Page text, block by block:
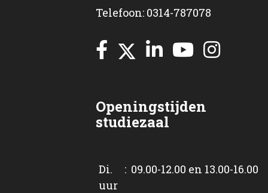
Telefoon: 0314-787078
Openingstijden
studiezaal
Di. : 09.00-12.00 en 13.00-16.00
uur